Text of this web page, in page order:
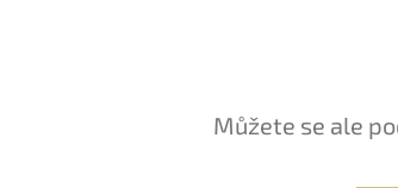
Můžete se ale